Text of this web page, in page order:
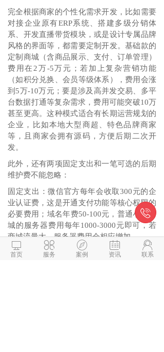
完全根据商家的个性化需求开发，比如需要
对接企业原有ERP系统、搭建多级分销体
系、开发直播带货模块，或是设计专属品牌
风格的界面等，都需要定制开发。基础款的
定制商城（含商品展示、支付、订单管理）
费用在2万-5万元；若加上复杂营销功能
（如积分兑换、会员等级体系），费用会涨
到5万-10万元；要是涉及高并发交易、多平
台数据打通等复杂需求，费用可能突破10万
甚至更高。这种模式适合有长期运营规划的
企业，比如本地大型商超、特色品牌商家
等，且商家会拥有源码，方便后期二次开
发。
此外，还有两项固定支出和一笔可选的后期
维护费不能忽略：
固定支出：微信官方每年会收取300元的企
业认证费，这是开通支付功能等核心权限的
必要费用；域名年费50-100元，普通小型商
城的服务器费用每年1000-3000元即可，若
商城流量大，服务器费用会相应增加。
后期维护费：一般是开发费用的5%-10%/

首页

服务

案例

资讯

联系
